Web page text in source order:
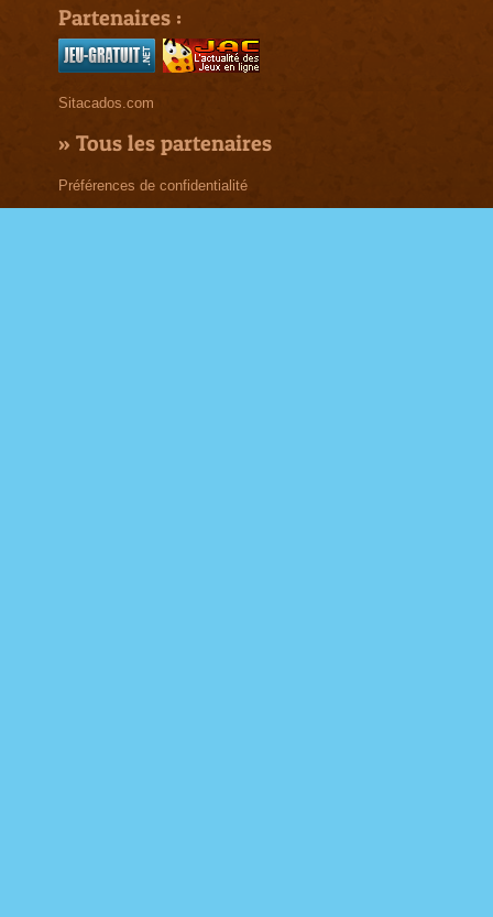
Partenaires :
Sitacados.com
» Tous les partenaires
Préférences de confidentialité